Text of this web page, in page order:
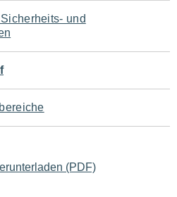
und
(PDF)